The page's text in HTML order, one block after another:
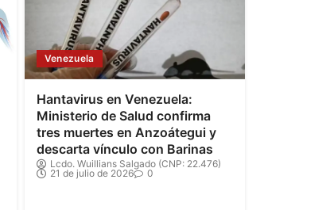
Venezuela
Hantavirus en Venezuela:
Ministerio de Salud confirma
tres muertes en Anzoátegui y
descarta vínculo con Barinas
Lcdo. Wuillians Salgado (CNP: 22.476)
21 de julio de 2026
0